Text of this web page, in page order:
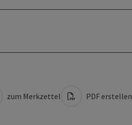
zum Merkzettel PDF erstellen